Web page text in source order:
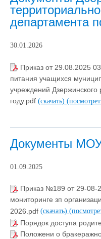
департамента
30.01.2026
Приказ от 29.08.2025
питания учащихся
учреждений
году.pdf (скачать)
Документы
01.09.2025
Приказ №189 от 29-08-
мониторинге зп
2026.pdf (скачать)
Порядок доступа
Положени о